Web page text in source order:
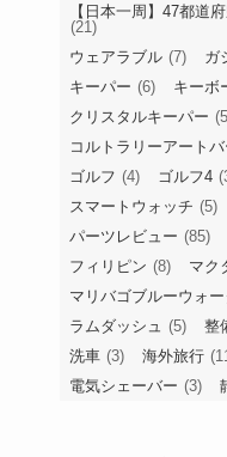
【日本一周】47都道
(21)
ウェアラブル (7) ガ
キーパー (6) キーボ
クリスタルキーパー
コルトラリーアート
ゴルフ (4) ゴルフ4
スマートウォッチ (5)
パーツレビュー (85)
フィリピン (8) マク
マリバゴブルーウォー
ラムダッシュ (5) 整
洗車 (3) 海外旅行
電気シェーバー (3)